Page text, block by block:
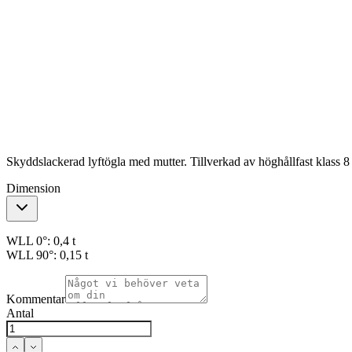
Skyddslackerad lyftögla med mutter. Tillverkad av höghållfast klass 8
Dimension
WLL 0°: 0,4 t
WLL 90°: 0,15 t
Kommentar
Antal